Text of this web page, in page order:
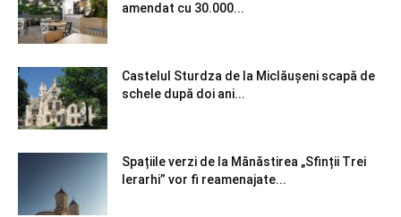
amendat cu 30.000...
Castelul Sturdza de la Miclăușeni scapă de
schele după doi ani...
Spațiile verzi de la Mănăstirea „Sfinții Trei
Ierarhi” vor fi reamenajate...